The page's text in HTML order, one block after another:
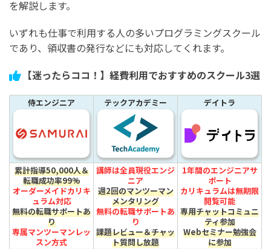
を解説します。
いずれも仕事で利用する人の多いプログラミングスクール
であり、領収書の発行などにも対応してくれます。
【迷ったらココ！】経費利用でおすすめのスクール3選
侍エンジニア テックアカデミー デイトラ
累計指導50,000人＆
転職成功率99%
オーダーメイドカリキ
ュラム対応
無料の転職サポートあ
り
専属マンツーマンレッ
スン方式
講師は全員現役エンジ
ニア
週2回のマンツーマン
メンタリング
無料の転職サポートあ
り
課題レビュー＆チャッ
ト質問し放題
1年間のエンジニアサ
ポート
カリキュラムは無期限
閲覧可能
専用チャットコミュニ
ティ参加
Webセミナー勉強会
に参加